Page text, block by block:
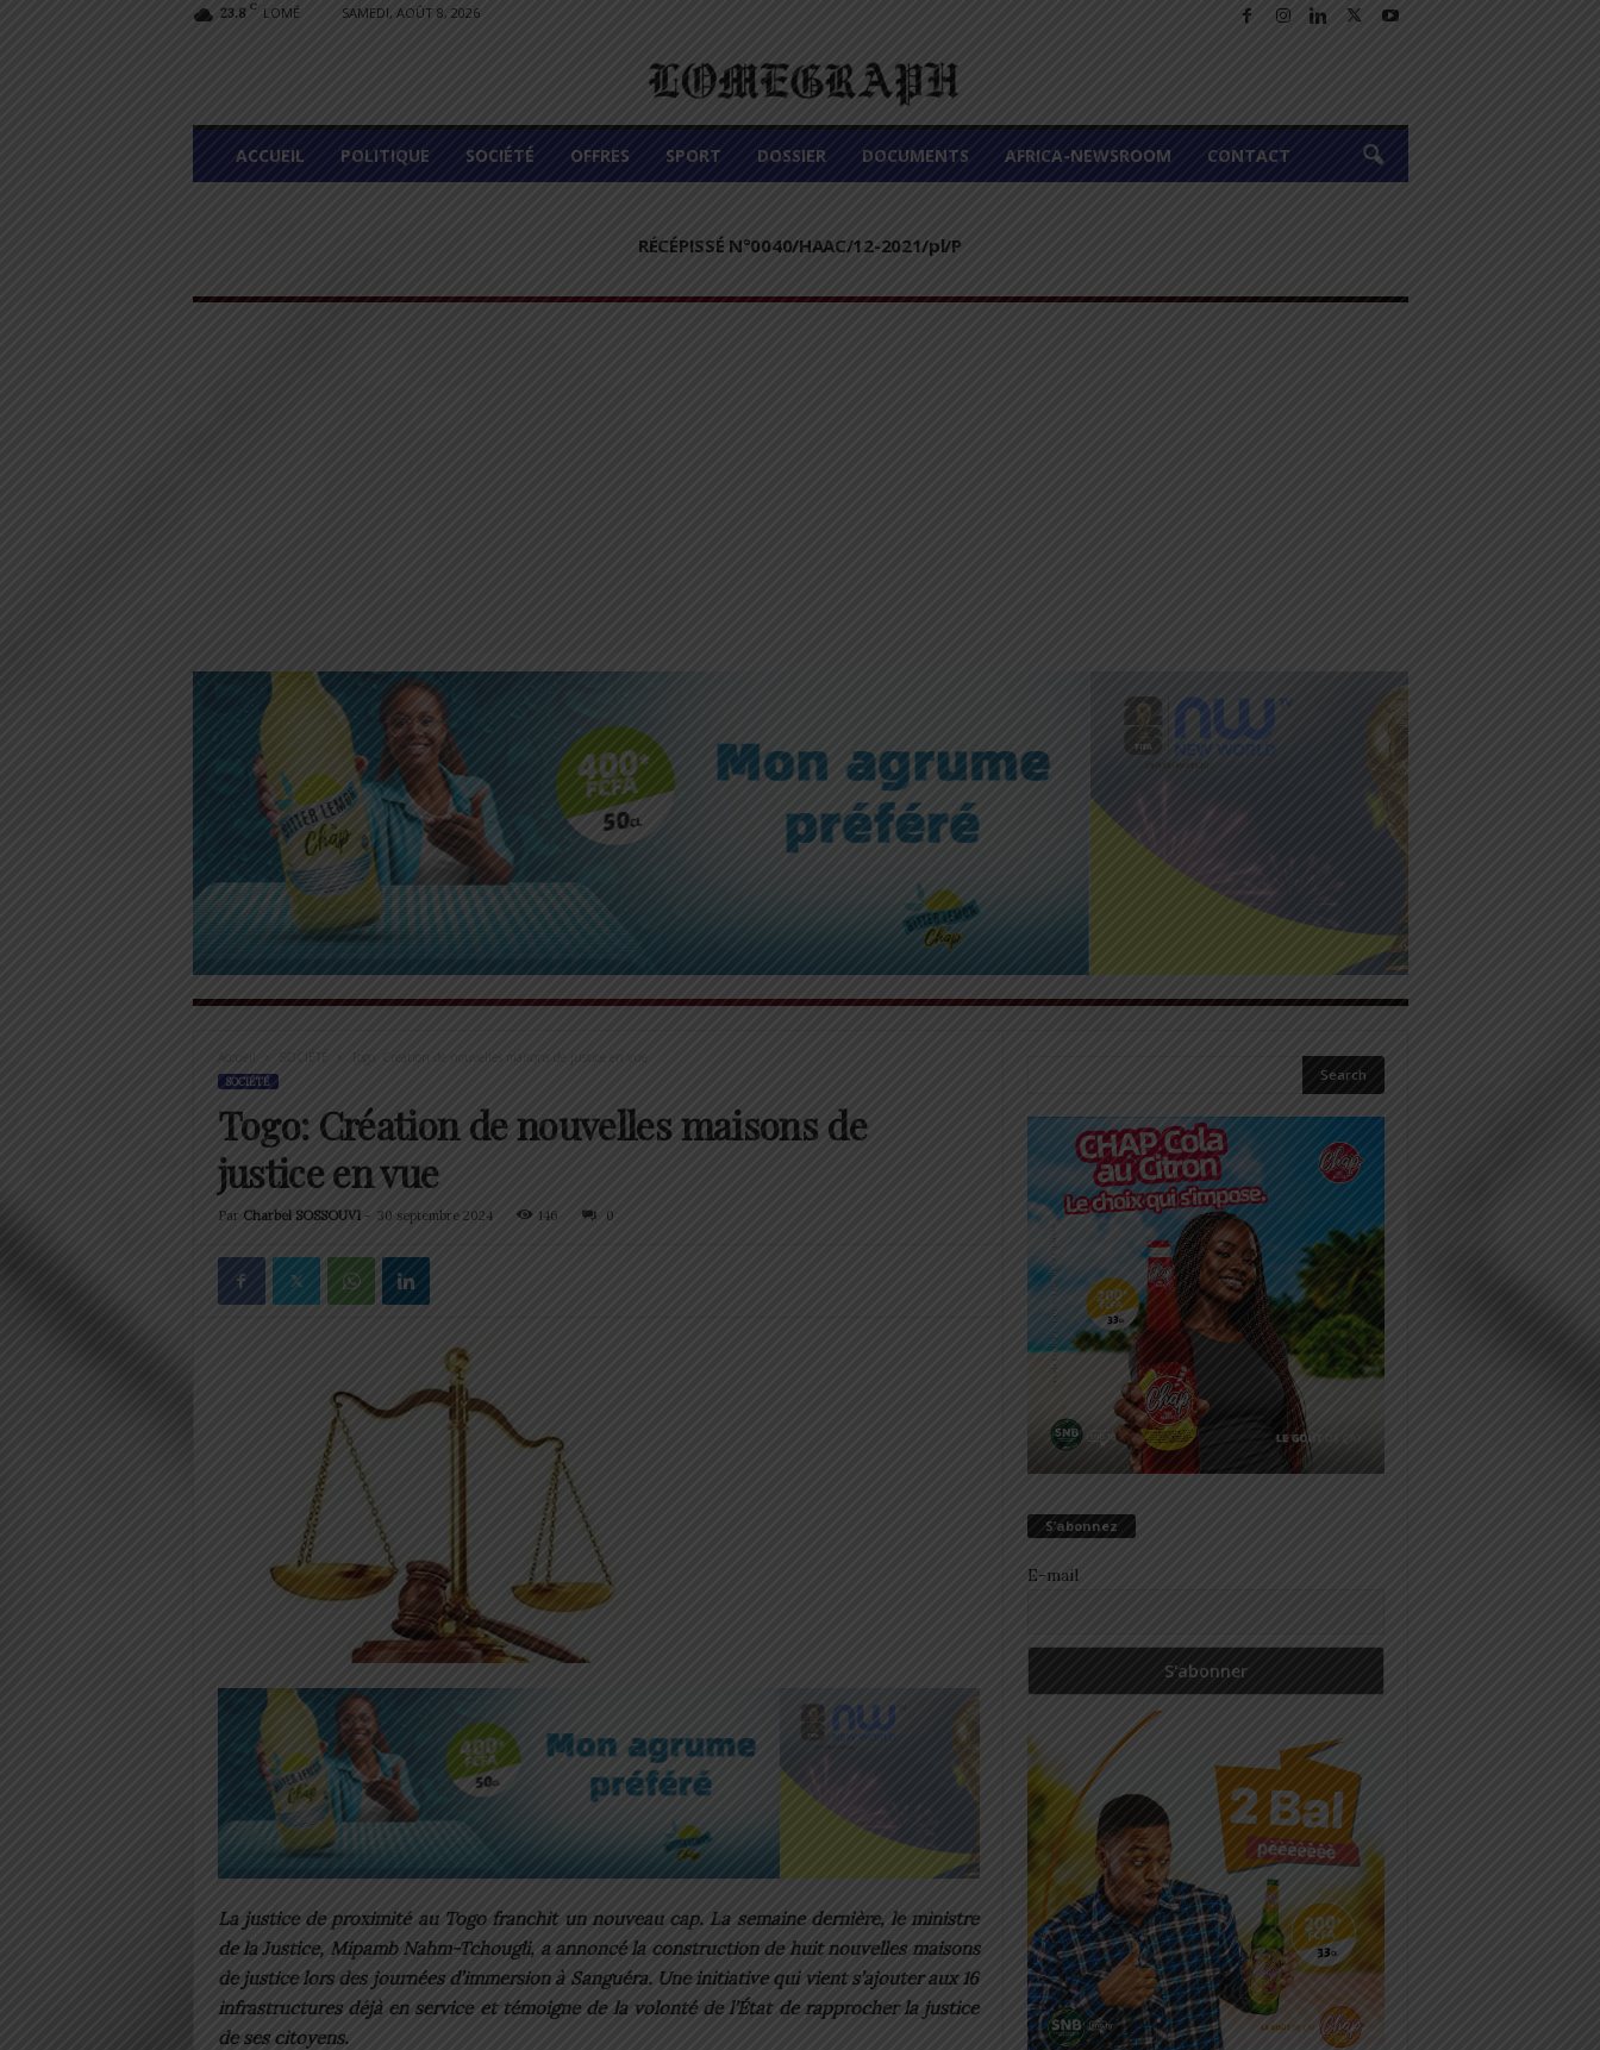
23.8 C LOMÉ SAMEDI, AOÛT 8, 2026
L
M
ACCUEIL POLITIQUE SOCIÉTÉ OFFRES SPORT DOSSIER DOCUMENTS AFRICA-NEWSROOM CONTACT
RÉCÉPISSÉ N°0040/HAAC/12-2021/pl/P
Accueil Togo: Création de nouvelles maisons de justice en vue
SOCIÉTÉ
Togo: Création de nouvelles maisons de
justice en vue
Par Charbel SOSSOUVI- 30 septembre 2024 146 0
La justice de proximité au Togo franchit un nouveau cap. La semaine dernière, le ministre
de la Justice, Mipamb Nahm-Tchougli, a annoncé la construction de huit nouvelles maisons
de justice lors des journées d’immersion à Sanguéra. Une initiative qui vient s’ajouter aux 16
infrastructures déjà en service et témoigne de la volonté de l’État de rapprocher la justice
de ses citoyens.
S’abonnez
E-mail